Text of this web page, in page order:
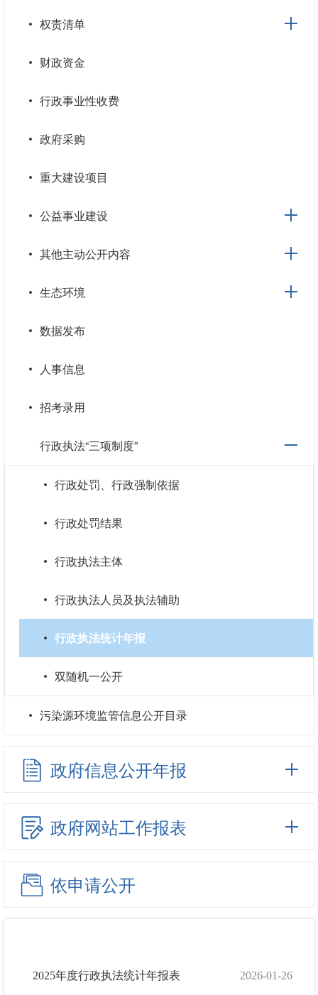
权责清单
财政资金
行政事业性收费
政府采购
重大建设项目
公益事业建设
其他主动公开内容
生态环境
数据发布
人事信息
招考录用
行政执法“三项制度”
行政处罚、行政强制依据
行政处罚结果
行政执法主体
行政执法人员及执法辅助
行政执法统计年报
双随机一公开
污染源环境监管信息公开目录
政府信息公开年报
政府网站工作报表
依申请公开
2025年度行政执法统计年报表 2026-01-26